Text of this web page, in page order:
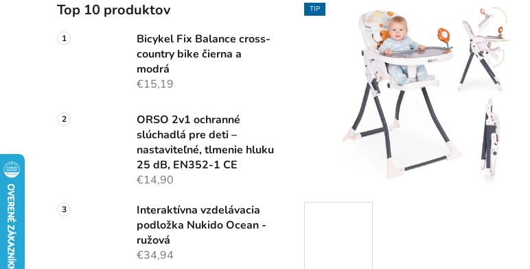
o
č
n
n
Top 10 produktov
Bicykel Fix Balance cross-
country bike čierna a
modrá
€15,19
ORSO 2v1 ochranné
slúchadlá pre deti –
nastaviteľné, tlmenie hluku
25 dB, EN352-1 CE
€14,90
Interaktívna vzdelávacia
podložka Nukido Ocean -
ružová
€34,94
TIP